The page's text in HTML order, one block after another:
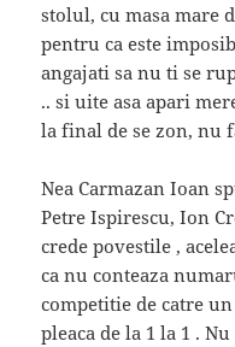
stolul, cu masa mare
pentru ca este
angajati sa nu ti se
.. si uite asa apari
la final de se zon, nu
Nea Carmazan Ioan
Petre Ispirescu, Ion
crede povestile ,
ca nu conteaza
competitie de catre
pleaca de la 1 la 1 .